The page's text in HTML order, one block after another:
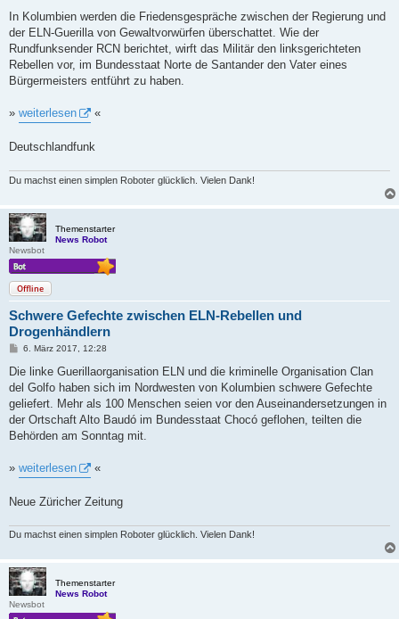
r
a
In Kolumbien werden die Friedensgespräche zwischen der Regierung und
der ELN-Guerilla von Gewaltvorwürfen überschattet. Wie der
Rundfunksender RCN berichtet, wirft das Militär den linksgerichteten
Rebellen vor, im Bundesstaat Norte de Santander den Vater eines
Bürgermeisters entführt zu haben.
» weiterlesen «
Deutschlandfunk
Du machst einen simplen Roboter glücklich. Vielen Dank!
Themenstarter
News Robot
Newsbot
Offline
Schwere Gefechte zwischen ELN-Rebellen und
Drogenhändlern
B
i
r
a
6. März 2017, 12:28
Die linke Guerillaorganisation ELN und die kriminelle Organisation Clan
del Golfo haben sich im Nordwesten von Kolumbien schwere Gefechte
geliefert. Mehr als 100 Menschen seien vor den Auseinandersetzungen in
der Ortschaft Alto Baudó im Bundesstaat Chocó geflohen, teilten die
Behörden am Sonntag mit.
» weiterlesen «
Neue Züricher Zeitung
Du machst einen simplen Roboter glücklich. Vielen Dank!
Themenstarter
News Robot
Newsbot